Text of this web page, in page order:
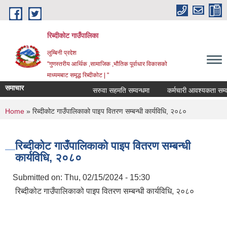
Skip to main content
रिब्दीकोट गाउँपालिका
लुम्बिनी प्रदेश
"गुणस्तरीय आर्थिक ,सामाजिक ,भौतिक पूर्वाधार विकासको
माध्यमबाट समृद्ध रिब्दीकोट | "
समाचार सरुवा सहमति सम्वन्धमा कर्मचारी आवश्यकता सम्वन्धी
You are here
Home » रिब्दीकोट गाउँपालिकाको पाइप वितरण सम्बन्धी कार्यविधि, २०८०
रिब्दीकोट गाउँपालिकाको पाइप वितरण सम्बन्धी
कार्यविधि, २०८०
Submitted on: Thu, 02/15/2024 - 15:30
रिब्दीकोट गाउँपालिकाको पाइप वितरण सम्बन्धी कार्यविधि, २०८०